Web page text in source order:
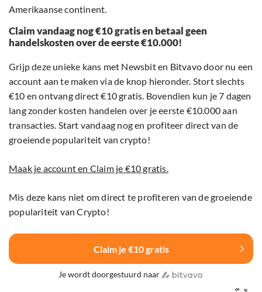
Amerikaanse continent.
Claim vandaag nog €10 gratis en betaal geen
handelskosten over de eerste €10.000!
Grijp deze unieke kans met Newsbit en Bitvavo door nu een
account aan te maken via de knop hieronder. Stort slechts
€10 en ontvang direct €10 gratis. Bovendien kun je 7 dagen
lang zonder kosten handelen over je eerste €10.000 aan
transacties. Start vandaag nog en profiteer direct van de
groeiende populariteit van crypto!
Maak je account en Claim je €10 gratis.
Mis deze kans niet om direct te profiteren van de groeiende
populariteit van Crypto!
Claim je €10 gratis
Je wordt doorgestuurd naar